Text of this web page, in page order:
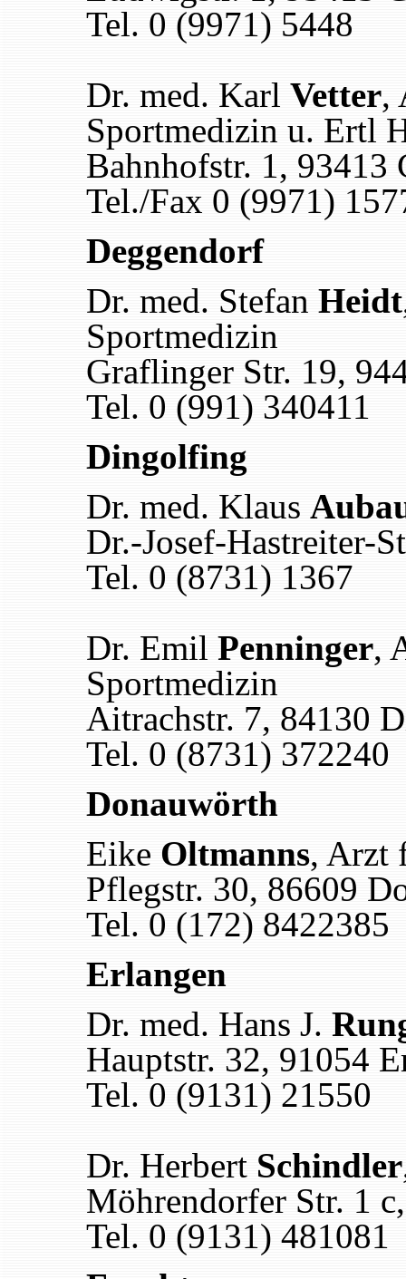
Tel. 0 (9971) 5448
Dr. med. Karl Vetter,
Sportmedizin u. Ertl
Bahnhofstr. 1, 93413
Tel./Fax 0 (9971)
Deggendorf
Dr. med. Stefan Heidt
Sportmedizin
Graflinger Str. 19,
Tel. 0 (991) 340411
Dingolfing
Dr. med. Klaus
Dr.-Josef-Hastreiter-
Tel. 0 (8731) 1367
Dr. Emil Penninger,
Sportmedizin
Aitrachstr. 7, 84130
Tel. 0 (8731) 372240
Donauwörth
Eike Oltmanns, Arzt
Pflegstr. 30, 86609
Tel. 0 (172) 8422385
Erlangen
Dr. med. Hans J.
Hauptstr. 32, 91054
Tel. 0 (9131) 21550
Dr. Herbert Schindler
Möhrendorfer Str. 1
Tel. 0 (9131) 481081